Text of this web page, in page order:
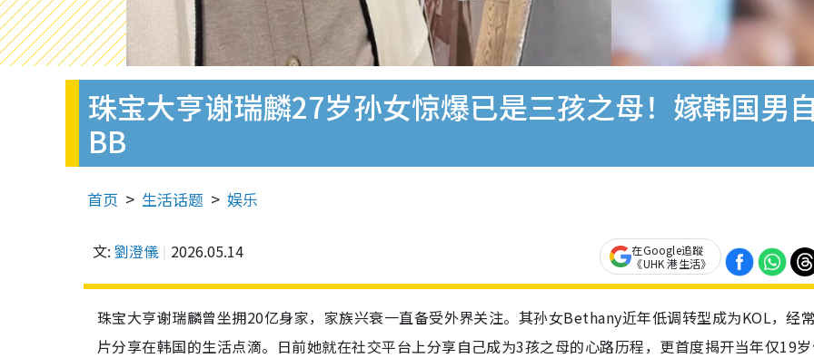
珠宝大亨谢瑞麟27岁孙女惊爆已是三孩之母！嫁韩国男
BB
首页 生活话题 娱乐
文: 劉澄儀 2026.05.14
在Google追蹤
《UHK 港生活》
珠宝大亨谢瑞麟曾坐拥20亿身家，家族兴衰一直备受外界关注。其孙女Bethany近年低调转型成为KOL，经
片分享在韩国的生活点滴。日前她就在社交平台上分享自己成为3孩之母的心路历程，更首度揭开当年仅19